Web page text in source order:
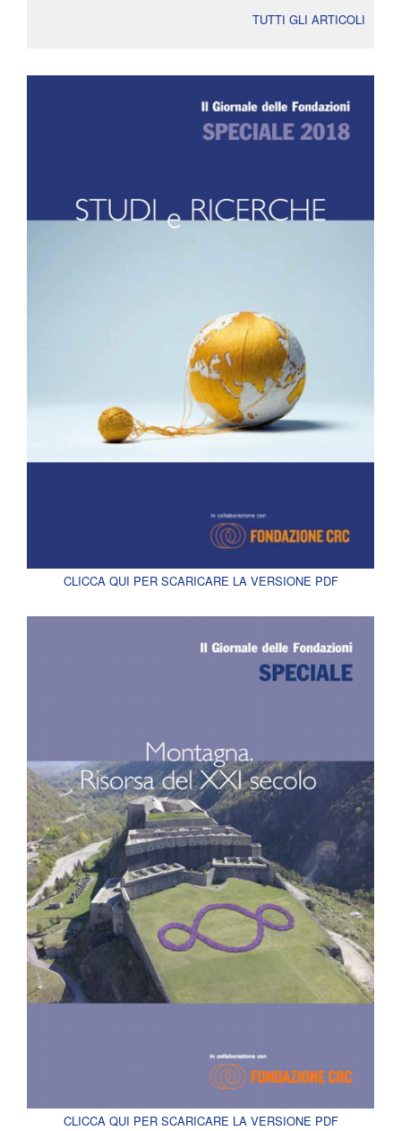
TUTTI GLI ARTICOLI
CLICCA QUI PER SCARICARE LA VERSIONE PDF
CLICCA QUI PER SCARICARE LA VERSIONE PDF